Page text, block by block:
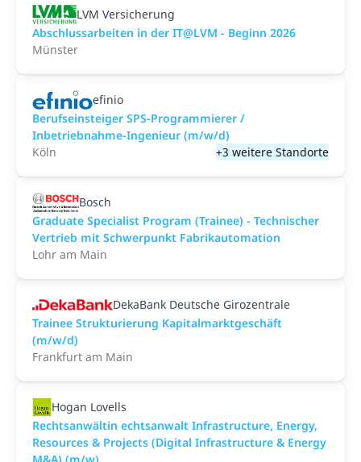
LVM Versicherung
Abschlussarbeiten in der IT@LVM - Beginn 2026
Münster
efinio
Berufseinsteiger SPS-Programmierer /
Inbetriebnahme-Ingenieur (m/w/d)
Köln
+3 weitere Standorte
Bosch
Graduate Specialist Program (Trainee) - Technischer
Vertrieb mit Schwerpunkt Fabrikautomation
Lohr am Main
DekaBank Deutsche Girozentrale
Trainee Strukturierung Kapitalmarktgeschäft
(m/w/d)
Frankfurt am Main
Hogan Lovells
Rechtsanwältin echtsanwalt Infrastructure, Energy,
Resources & Projects (Digital Infrastructure & Energy